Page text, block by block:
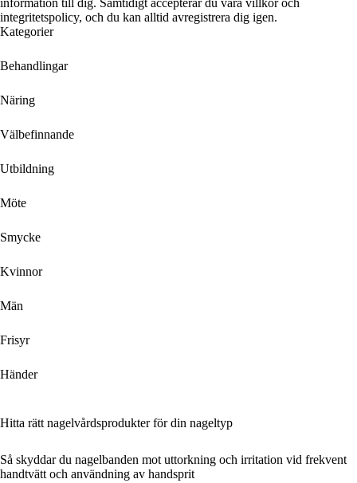
integritetspolicy, och du kan alltid avregistrera dig igen.
Kategorier
Behandlingar
Näring
Välbefinnande
Utbildning
Möte
Smycke
Kvinnor
Män
Frisyr
Händer
Hitta rätt nagelvårdsprodukter för din nageltyp
Så skyddar du nagelbanden mot uttorkning och irritation vid frekvent
handtvätt och användning av handsprit